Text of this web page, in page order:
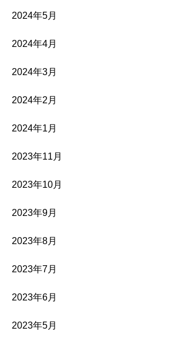
2024年5月
2024年4月
2024年3月
2024年2月
2024年1月
2023年11月
2023年10月
2023年9月
2023年8月
2023年7月
2023年6月
2023年5月